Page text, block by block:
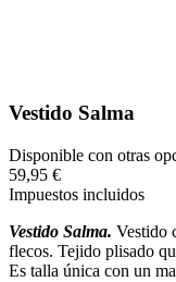
Vestido Salma
Disponible con otras
59,95 €
Impuestos incluidos
Vestido Salma. Vestido
flecos. Tejido plisado
Es talla única con un